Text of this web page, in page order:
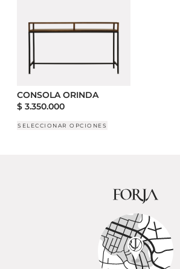
CONSOLA ORINDA
$ 3.350.000
SELECCIONAR OPCIONES